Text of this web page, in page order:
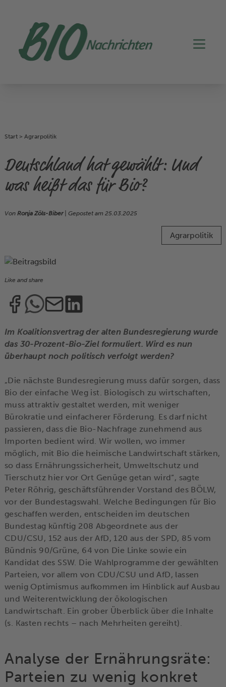
Start > Agrarpolitik
Deutschland hat gewählt: Und
was heißt das für Bio?
Von Ronja Zöls-Biber| Gepostet am 25.03.2025
Agrarpolitik
Like and share
Im Koalitionsvertrag der alten Bundesregierung wurde
das 30-Prozent-Bio-Ziel formuliert. Wird es nun
überhaupt noch politisch verfolgt werden?
„Die nächste Bundesregierung muss dafür sorgen, dass
Bio der einfache Weg ist. Biologisch zu wirtschaften,
muss attraktiv gestaltet werden, mit weniger
Bürokratie und einfacherer Förderung. Es darf nicht
passieren, dass die Bio-Nachfrage zunehmend aus
Importen bedient wird. Wir wollen, wo immer
möglich, mit Bio die heimische Landwirtschaft stärken,
so dass Ernährungssicherheit, Umweltschutz und
Tierschutz hier vor Ort Genüge getan wird“, sagte
Peter Röhrig, geschäftsführender Vorstand des BÖLW,
vor der Bundestagswahl. Welche Bedingungen für Bio
geschaffen werden, entscheiden im deutschen
Bundestag künftig 208 Abgeordnete aus der
CDU/CSU, 152 aus der AfD, 120 aus der SPD, 85 vom
Bündnis 90/Grüne, 64 von Die Linke sowie ein
Kandidat des SSW. Die Wahlprogramme der gewählten
Parteien, vor allem von CDU/CSU und AfD, lassen
wenig Optimismus aufkommen im Hinblick auf Ausbau
und Weiterentwicklung der ökologischen
Landwirtschaft. Ein grober Überblick über die Inhalte
(s. Kasten rechts – nach Mehrheiten gereiht).
Analyse der Ernährungsräte:
Parteien zu wenig konkret